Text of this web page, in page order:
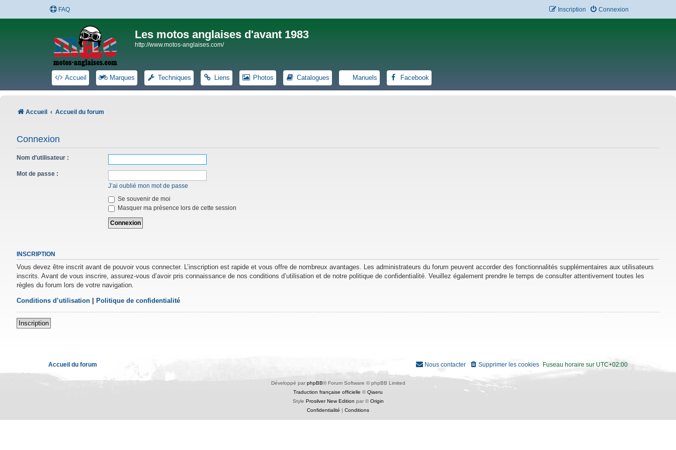
FAQ Connexion
Inscription
Les motos anglaises d'avant 1983
http://www.motos-anglaises.com/
Accueil Marques Techniques Liens Photos Catalogues Manuels Facebook
Accueil Accueil du forum
Connexion
Nom d’utilisateur :
Mot de passe :
J’ai oublié mon mot de passe
Se souvenir de moi
Masquer ma présence lors de cette session
INSCRIPTION
Vous devez être inscrit avant de pouvoir vous connecter. L’inscription est rapide et vous offre de nombreux avantages. Les administrateurs du forum peuvent accorder des fonctionnalités supplémentaires aux utilisateurs
inscrits. Avant de vous inscrire, assurez-vous d’avoir pris connaissance de nos conditions d’utilisation et de notre politique de confidentialité. Veuillez également prendre le temps de consulter attentivement toutes les
règles du forum lors de votre navigation.
Conditions d’utilisation Politique de confidentialité
Inscription
Accueil du forum Fuseau horaire sur UTC+02:00
Supprimer les cookies
Nous contacter
Développé par phpBB® Forum Software © phpBB Limited
Traduction française officielle ©Qiaeru
Style Prosilver New Edition par ©Origin
Confidentialité
Conditions